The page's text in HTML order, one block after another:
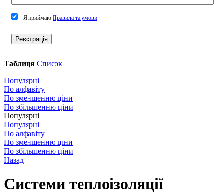
Я приймаю Правила та умови
Реєстрація
Таблиця Список
Популярні
По алфавіту
По зменшенню ціни
По збільшенню ціни
Популярні
Популярні
По алфавіту
По зменшенню ціни
По збільшенню ціни
Назад
Системи теплоізоляції